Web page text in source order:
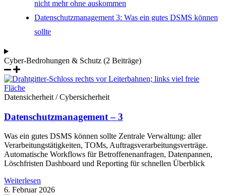
nicht mehr ohne auskommen
Datenschutzmanagement 3: Was ein gutes DSMS können
sollte
Cyber-Bedrohungen & Schutz (2 Beiträge)
Datensicherheit / Cybersicherheit
Datenschutzmanagement – 3
Was ein gutes DSMS können sollte Zentrale Verwaltung: aller
Verarbeitungstätigkeiten, TOMs, Auftragsverarbeitungsverträge.
Automatische Workflows für Betroffenenanfragen, Datenpannen,
Löschfristen Dashboard und Reporting für schnellen Überblick
Weiterlesen
6. Februar 2026